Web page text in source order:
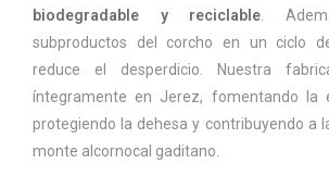
biodegradable y reciclable.
subproductos del corcho en un ciclo
reduce el desperdicio. Nuestra
íntegramente en Jerez, fomentando la
protegiendo la dehesa y contribuyendo a
monte alcornocal gaditano.